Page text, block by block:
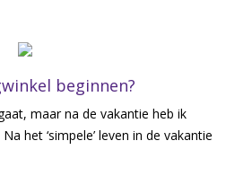
beginnen?
maar na de vakantie heb ik
het ‘simpele’ leven in de vakantie